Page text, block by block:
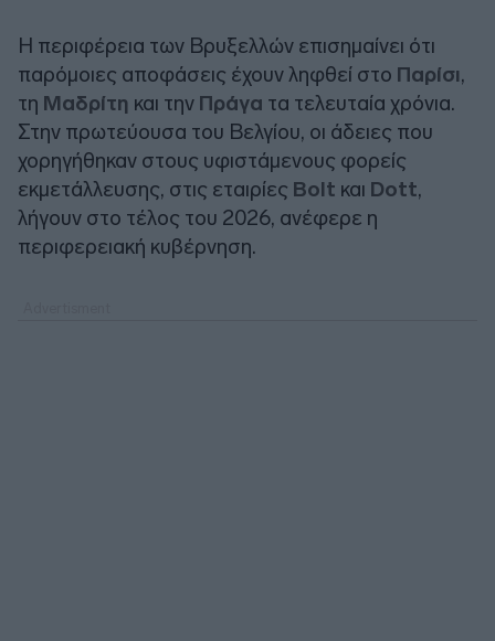
Η περιφέρεια των Βρυξελλών επισημαίνει ότι
παρόμοιες αποφάσεις έχουν ληφθεί στο Παρίσι,
τη Μαδρίτη και την Πράγα τα τελευταία χρόνια.
Στην πρωτεύουσα του Βελγίου, οι άδειες που
χορηγήθηκαν στους υφιστάμενους φορείς
εκμετάλλευσης, στις εταιρίες Bolt και Dott,
λήγουν στο τέλος του 2026, ανέφερε η
περιφερειακή κυβέρνηση.